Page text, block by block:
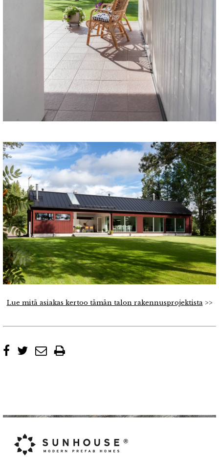
Lue mitä asiakas kertoo tämän talon rakennusprojektista>>